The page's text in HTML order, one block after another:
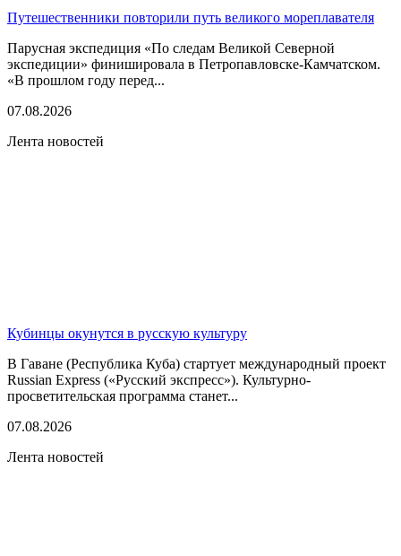
Путешественники повторили путь великого мореплавателя
Парусная экспедиция «По следам Великой Северной
экспедиции» финишировала в Петропавловске-Камчатском.
«В прошлом году перед...
07.08.2026
Лента новостей
Кубинцы окунутся в русскую культуру
В Гаване (Республика Куба) стартует международный проект
Russian Express («Русский экспресс»). Культурно-
просветительская программа станет...
07.08.2026
Лента новостей